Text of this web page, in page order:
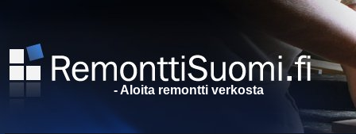
- Aloita remontti verkosta